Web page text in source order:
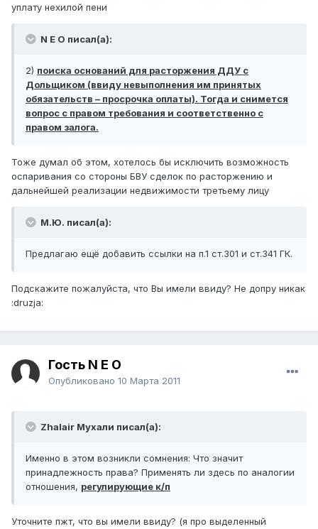
уплату нехилой пени
N E O писал(а):
2) поиска оснований для расторжения ДДУ с
Дольщиком (ввиду невыполнения им принятых
обязательств – просрочка оплаты). Тогда и снимется
вопрос с правом требования и соответственно с
правом залога.
Тоже думал об этом, хотелось бы исключить возможность
оспаривания со стороны БВУ сделок по расторжению и
дальнейшей реализации недвижимости третьему лицу
М.Ю. писал(а):
Предлагаю ещё добавить ссылки на п.1 ст.301 и ст.341 ГК.
Подскажите пожалуйста, что Вы имели ввиду? Не допру никак
:druzja:
Гость N E O
Опубликовано 10 Марта 2011
Zhalair Мухали писал(а):
Именно в этом возникли сомнения: Что значит
принадлежность права? Применять ли здесь по аналогии
отношения, регулирующие к/п
Уточните пжт, что вы имели ввиду? (я про выделенный